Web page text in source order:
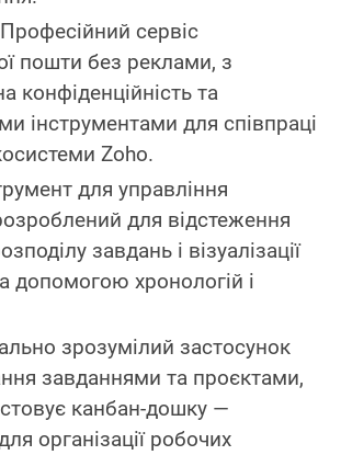
Професійний сервіс
пошти без реклами, з
конфіденційність та
інструментами для співпраці
Zoho.
для управління
для відстеження
завдань і візуалізації
допомогою хронологій і
зрозумілий застосунок
завданнями та проєктами,
канбан-дошку —
організації робочих